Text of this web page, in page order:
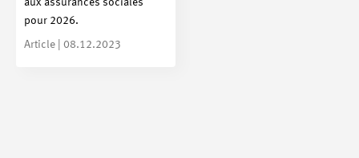
aux assurances sociales
pour 2026.
Article | 08.12.2023